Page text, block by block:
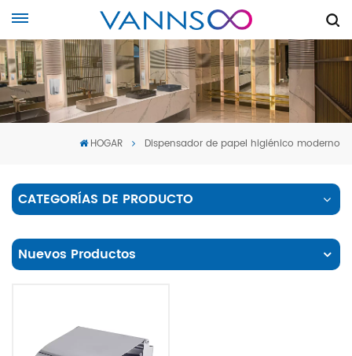
HOGAR Dispensador de papel higiénico moderno
CATEGORÍAS DE PRODUCTO
Nuevos Productos